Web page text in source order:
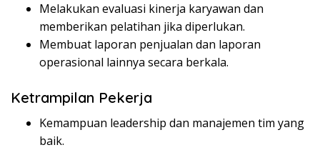
Melakukan evaluasi kinerja karyawan dan
memberikan pelatihan jika diperlukan.
Membuat laporan penjualan dan laporan
operasional lainnya secara berkala.
Ketrampilan Pekerja
Kemampuan leadership dan manajemen tim yang
baik.